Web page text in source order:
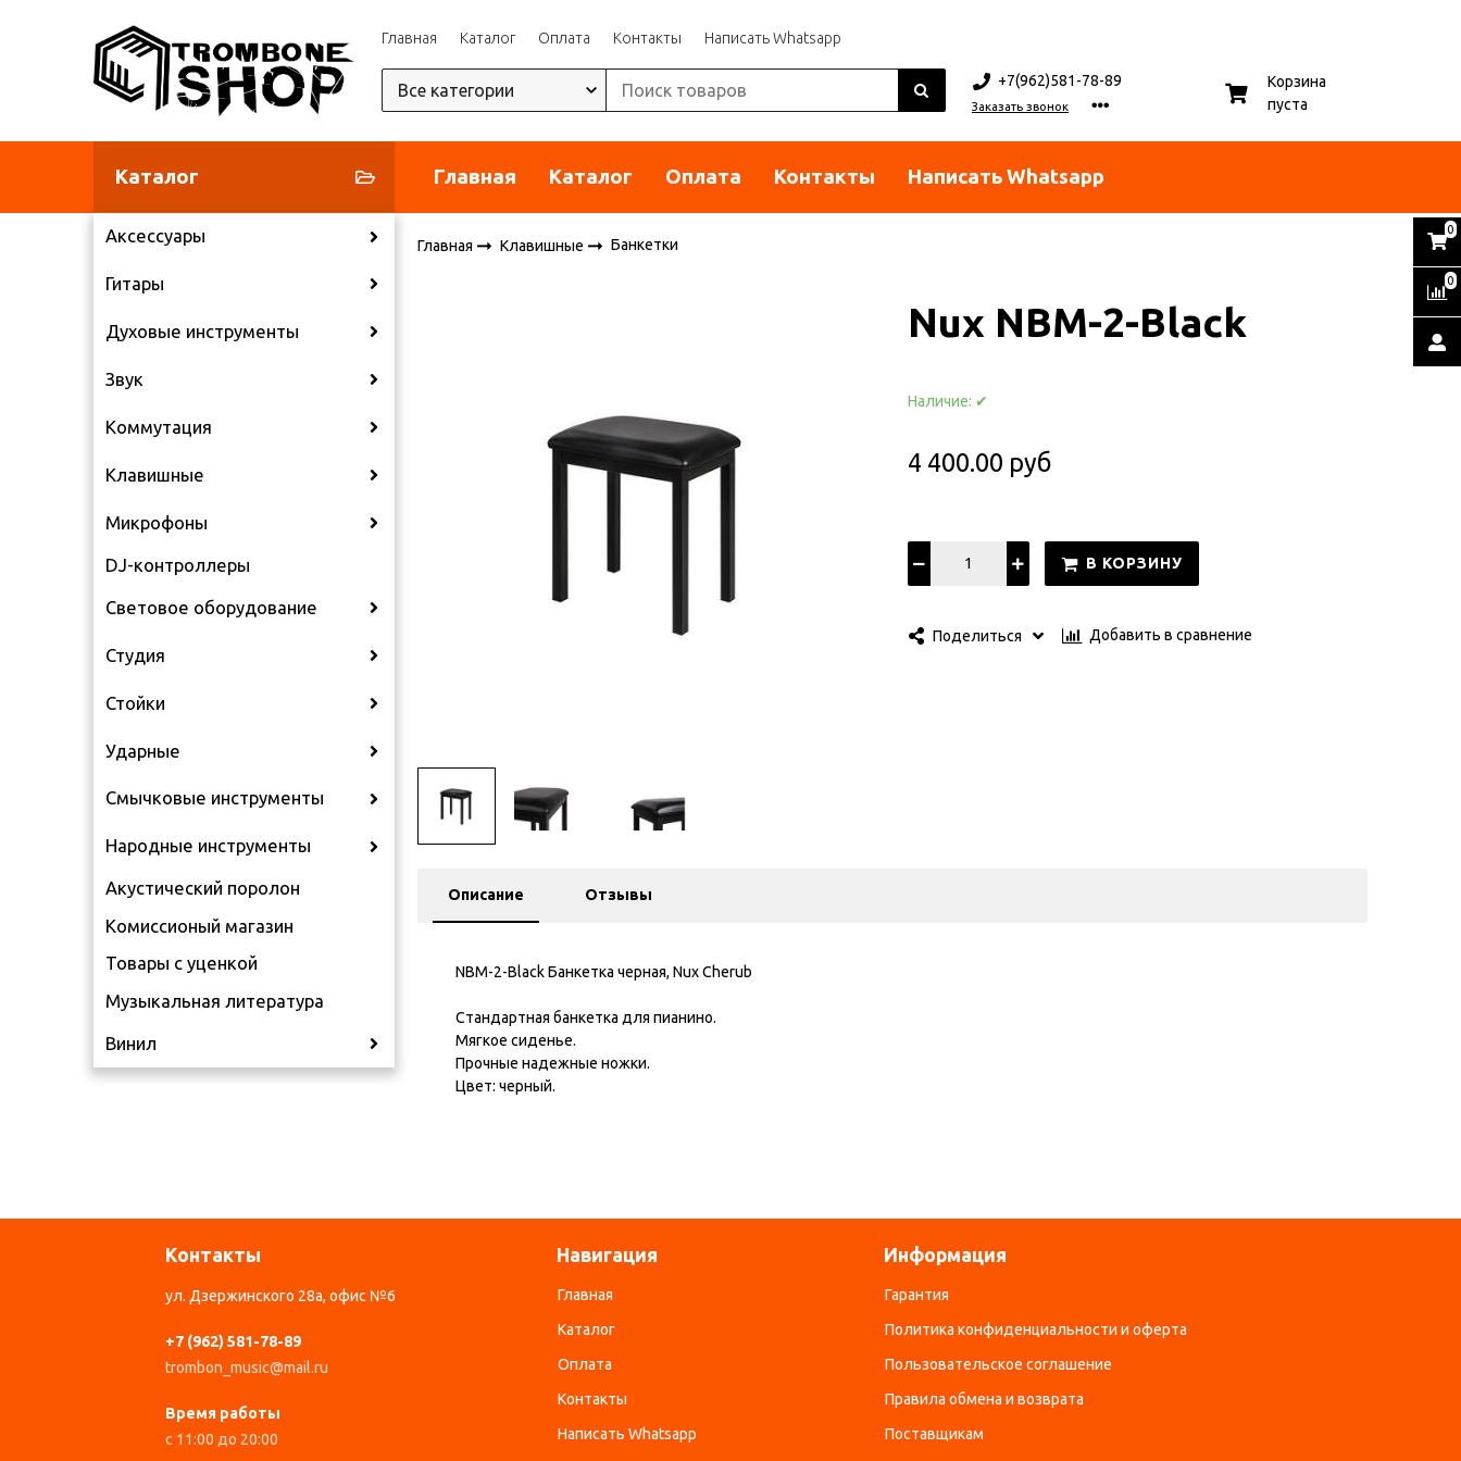
Главная Каталог Оплата Контакты Написать Whatsapp
+7(962)581-78-89
Заказать звонок
Корзина
пуста
Каталог Главная Каталог Оплата Контакты Написать Whatsapp
Аксессуары
Гитары
Духовые инструменты
Звук
Коммутация
Клавишные
Микрофоны
DJ-контроллеры
Световое оборудование
Студия
Стойки
Ударные
Смычковые инструменты
Народные инструменты
Акустический поролон
Комиссионый магазин
Товары с уценкой
Музыкальная литература
Винил
Главная Клавишные Банкетки
Nux NBM-2-Black
Наличие: ✔
4 400.00 руб
В КОРЗИНУ
Поделиться Добавить в сравнение
Описание Отзывы
NBM-2-Black Банкетка черная, Nux Cherub
Стандартная банкетка для пианино.
Мягкое сиденье.
Прочные надежные ножки.
Цвет: черный.
0
0
Навигация
Главная
Каталог
Оплата
Контакты
Написать Whatsapp
Информация
Гарантия
Политика конфиденциальности и оферта
Пользовательское соглашение
Правила обмена и возврата
Поставщикам
Контакты
ул. Дзержинского 28а, офис №6
+7 (962) 581-78-89
trombon_music@mail.ru
Время работы
с 11:00 до 20:00